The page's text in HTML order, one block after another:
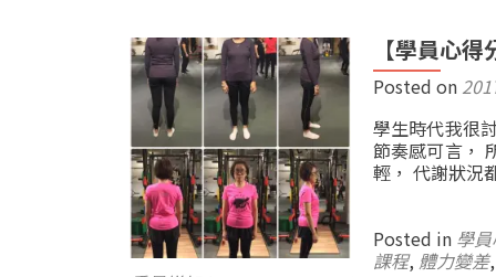
【學員心
Posted on
學生時代我很
節奏感可言，
輕， 代謝狀況
Posted in 學
課程, 體力變差,